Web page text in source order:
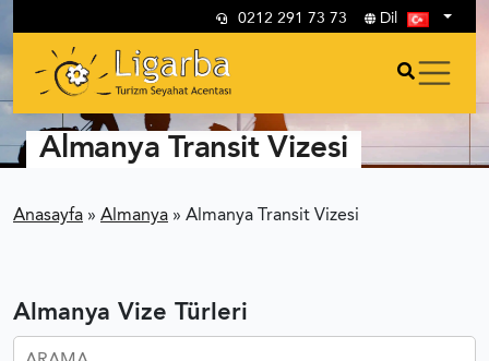
0212 291 73 73 Dil
Almanya Transit Vizesi
Anasayfa » Almanya » Almanya Transit Vizesi
Almanya Vize Türleri